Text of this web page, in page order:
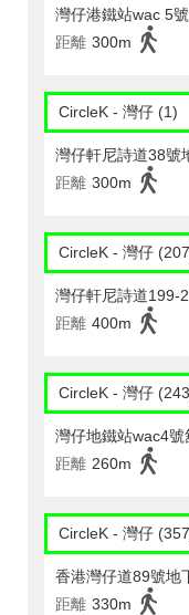
灣仔港鐵站wac 5
距離 300m
CircleK - 灣仔 (1)
灣仔軒尼詩道38號
距離 300m
CircleK - 灣仔
灣仔軒尼詩道199-
距離 400m
CircleK - 灣仔
灣仔地鐵站wac4號
距離 260m
CircleK - 灣仔
香港灣仔道89號地
距離 330m